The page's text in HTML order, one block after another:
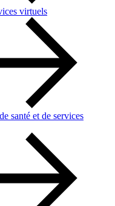
virtuels
santé et de services